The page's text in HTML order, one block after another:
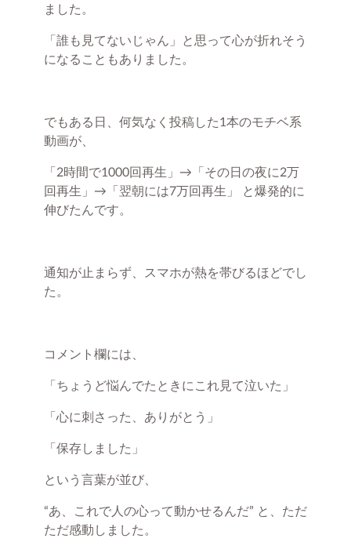
ました。
「誰も見てないじゃん」と思って心が折れそう
になることもありました。
でもある日、何気なく投稿した1本のモチベ系
動画が、
「2時間で1000回再生」→「その日の夜に2万
回再生」→「翌朝には7万回再生」 と爆発的に
伸びたんです。
通知が止まらず、スマホが熱を帯びるほどでし
た。
コメント欄には、
「ちょうど悩んでたときにこれ見て泣いた」
「心に刺さった、ありがとう」
「保存しました」
という言葉が並び、
“あ、これで人の心って動かせるんだ” と、ただ
ただ感動しました。